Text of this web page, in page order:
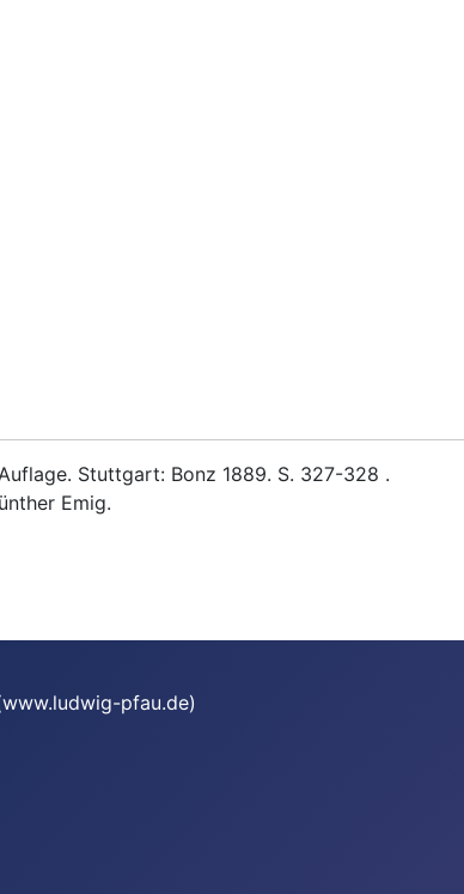
Stuttgart: Bonz 1889. S. 327-328 .
Emig.
pfau.de)